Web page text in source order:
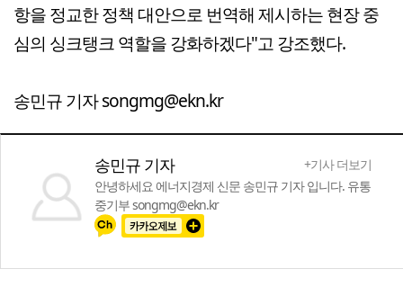
항을 정교한 정책 대안으로 번역해 제시하는 현장 중
심의 싱크탱크 역할을 강화하겠다"고 강조했다.
송민규 기자 songmg@ekn.kr
송민규 기자
+기사 더보기
안녕하세요 에너지경제 신문 송민규 기자 입니다. 유통
중기부 songmg@ekn.kr